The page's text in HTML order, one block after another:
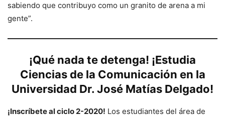
sabiendo que contribuyo como un granito de arena a mi
gente”.
¡Qué nada te detenga! ¡Estudia
Ciencias de la Comunicación en la
Universidad Dr. José Matías Delgado!
¡Inscríbete al ciclo 2-2020! Los estudiantes del área de